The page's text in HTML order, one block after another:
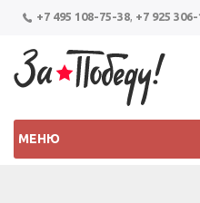
+7 495 108-75-38 +7 925
МЕНЮ